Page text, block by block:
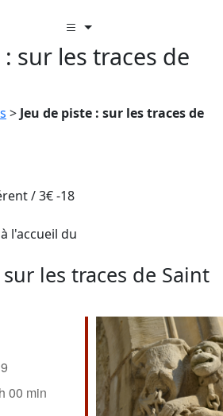
sur les traces de
> Jeu de piste : sur les traces de
/ 3€ -18
l'accueil du
les traces de Saint
00 min